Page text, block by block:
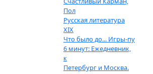
Пол
Русская литература
XIX
Что было до... Игры-пу
6 минут: Ежедневник,
к
Петербург и Москва.